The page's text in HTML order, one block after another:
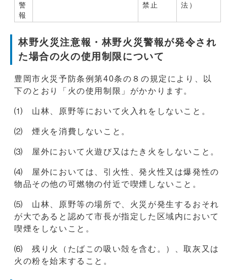
警
報
禁止
法）
林野火災注意報・林野火災警報が発令され
た場合の火の使用制限について
豊岡市火災予防条例第40条の８の規定により、以
下のとおり「火の使用制限」がかかります。
⑴ 山林、原野等において火入れをしないこと。
⑵ 煙火を消費しないこと。
⑶ 屋外において火遊び又はたき火をしないこと。
⑷ 屋外においては、引火性、発火性又は爆発性の
物品その他の可燃物の付近で喫煙しないこと。
⑸ 山林、原野等の場所で、火災が発生するおそれ
が大であると認めて市長が指定した区域内において
喫煙をしないこと。
⑹ 残り火（たばこの吸い殻を含む。）、取灰又は
火の粉を始末すること。